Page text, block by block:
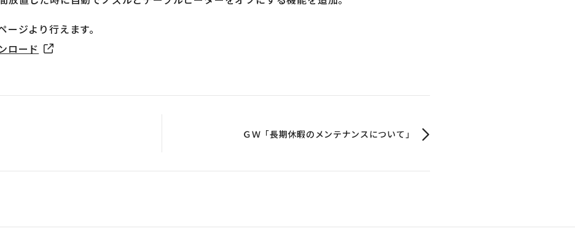
ジより行えます。
ロード
ＧＷ「長期休暇のメンテナンスについて」